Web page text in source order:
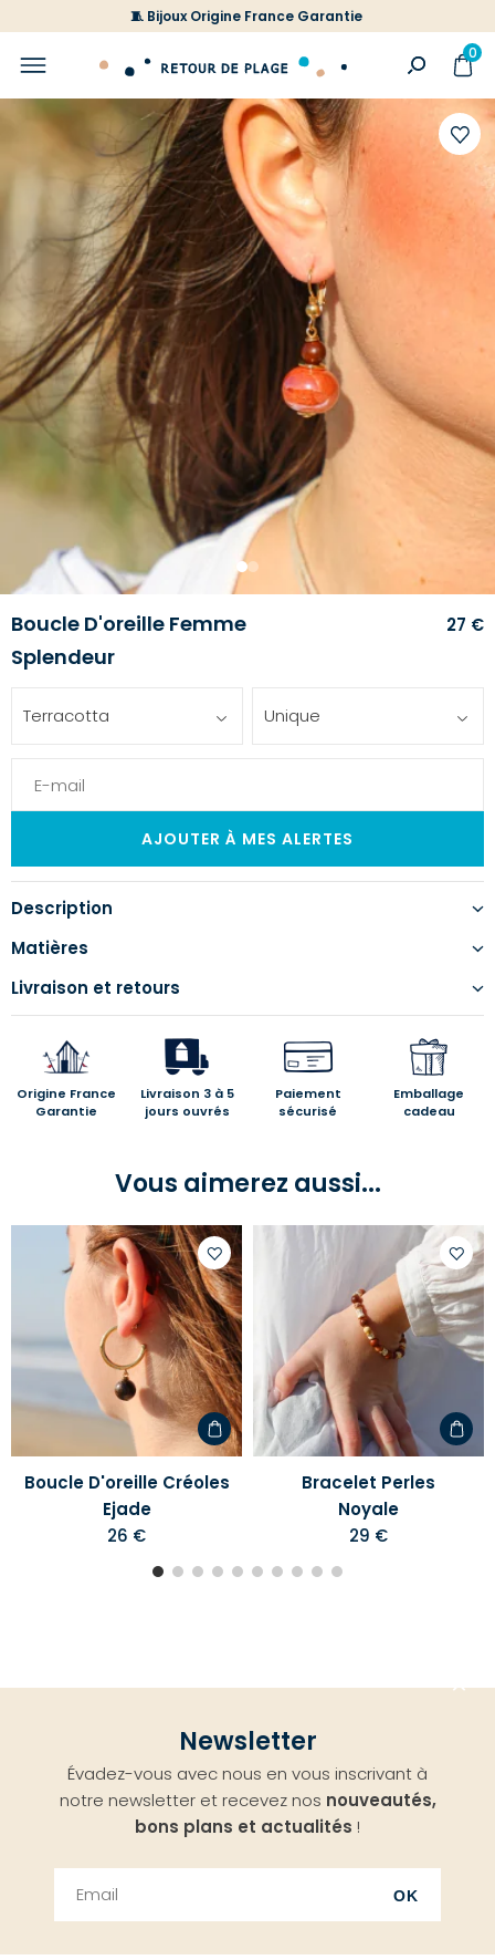
🧵 Bijoux Origine France Garantie
0
1 2
Boucle D'oreille Femme
Splendeur
27 €
Terracotta Unique
Description
Matières
Livraison et retours
Origine France
Garantie
Livraison 3 à 5
jours ouvrés
Paiement
sécurisé
Emballage
cadeau
Vous aimerez aussi...
Ajouter
à
votre
liste
d'envies
Boucle D'oreille Créoles
Ejade
26 €
à
votre
liste
Bracelet Perles
Noyale
29 €
Newsletter
Évadez-vous avec nous en vous inscrivant à
notre newsletter et recevez nos nouveautés,
bons plans et actualités !
OK